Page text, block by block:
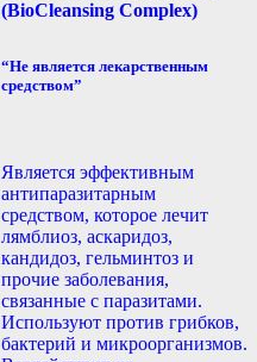
(BioCleansing Complex)
“Не является лекарственным
средством”
Является эффективным
антипаразитарным
средством, которое лечит
лямблиоз, аскаридоз,
кандидоз, гельминтоз и
прочие заболевания,
связанные с паразитами.
Используют против грибков,
бактерий и микроорганизмов.